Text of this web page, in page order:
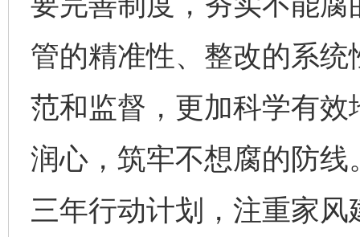
管的精准性、整改的系
范和监督，更加科学有
润心，筑牢不想腐的防
三年行动计划，注重家